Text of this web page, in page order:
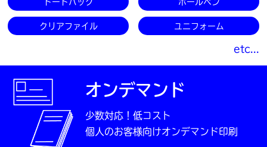
オンデマンド
少数対応！低コスト
個人のお客様向けオンデマンド印刷
トートバッグ ボールペン
クリアファイル ユニフォーム
etc...